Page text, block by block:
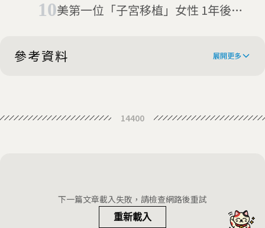
美第一位「子宮移植」女性 1年後可
參考資料 展開更多
kidney transplant in human
A pig kidney has been successfully
transplanted into a human for the
14400
下一篇文章載入失敗，請檢查網路後重試
重新載入